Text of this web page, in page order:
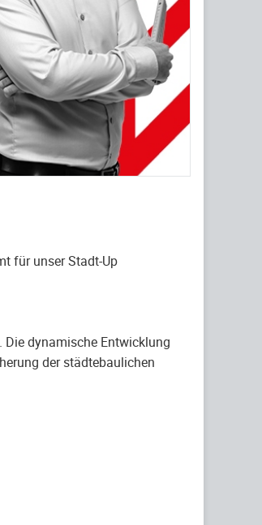
für unser Stadt-Up
dynamische Entwicklung
der städtebaulichen